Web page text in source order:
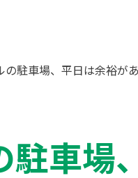
の駐車場、平日は余裕が
駐車場